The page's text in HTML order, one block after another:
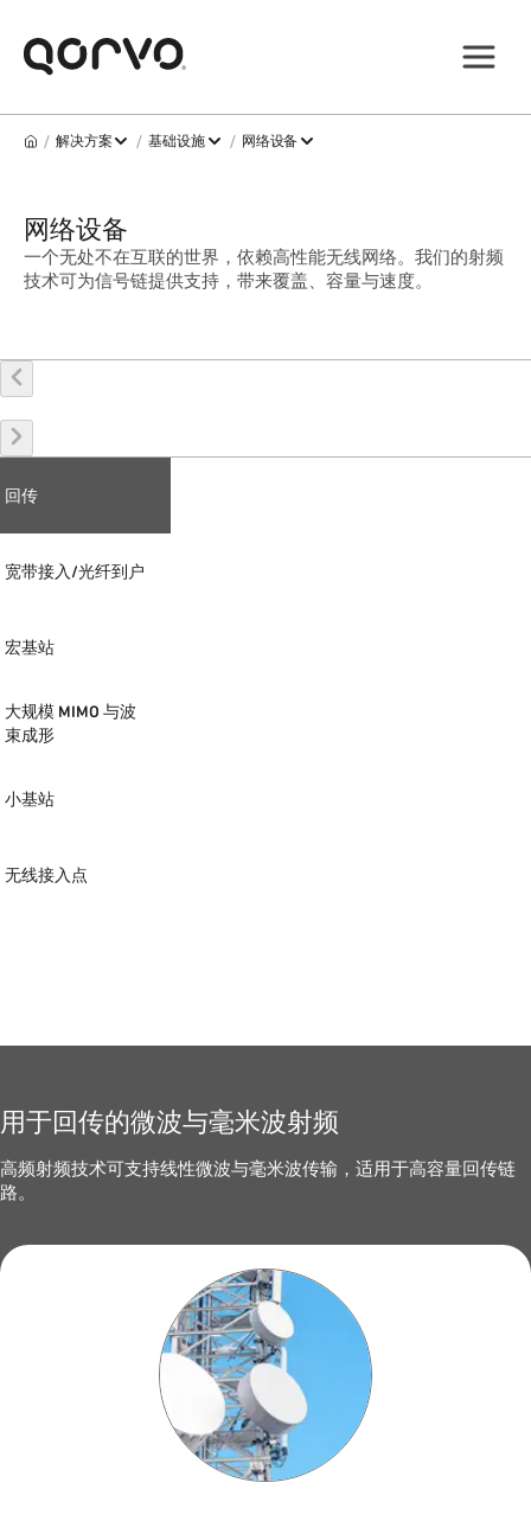
/ 解决方案 / 基础设施 / 网络设备
网络设备
一个无处不在互联的世界，依赖高性能无线网络。我们的射频
技术可为信号链提供支持，带来覆盖、容量与速度。
回传
宽带接入/光纤到户
宏基站
大规模 MIMO 与波
束成形
小基站
无线接入点
用于回传的微波与毫米波射频
高频射频技术可支持线性微波与毫米波传输，适用于高容量回传链
路。